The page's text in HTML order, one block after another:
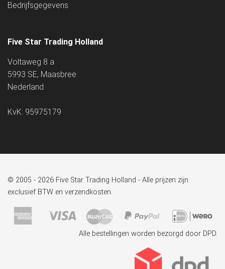
Bedrijfsgegevens
Five Star Trading Holland
Voltaweg 8 a
5993 SE, Maasbree
Nederland
KvK: 95975179
© 2005 - 2026 Five Star Trading Holland - Alle prijzen zijn
exclusief BTW en verzendkosten.
Alle bestellingen worden bezorgd door DPD.